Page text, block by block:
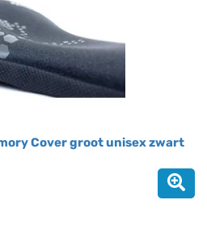
Cover groot unisex zwart